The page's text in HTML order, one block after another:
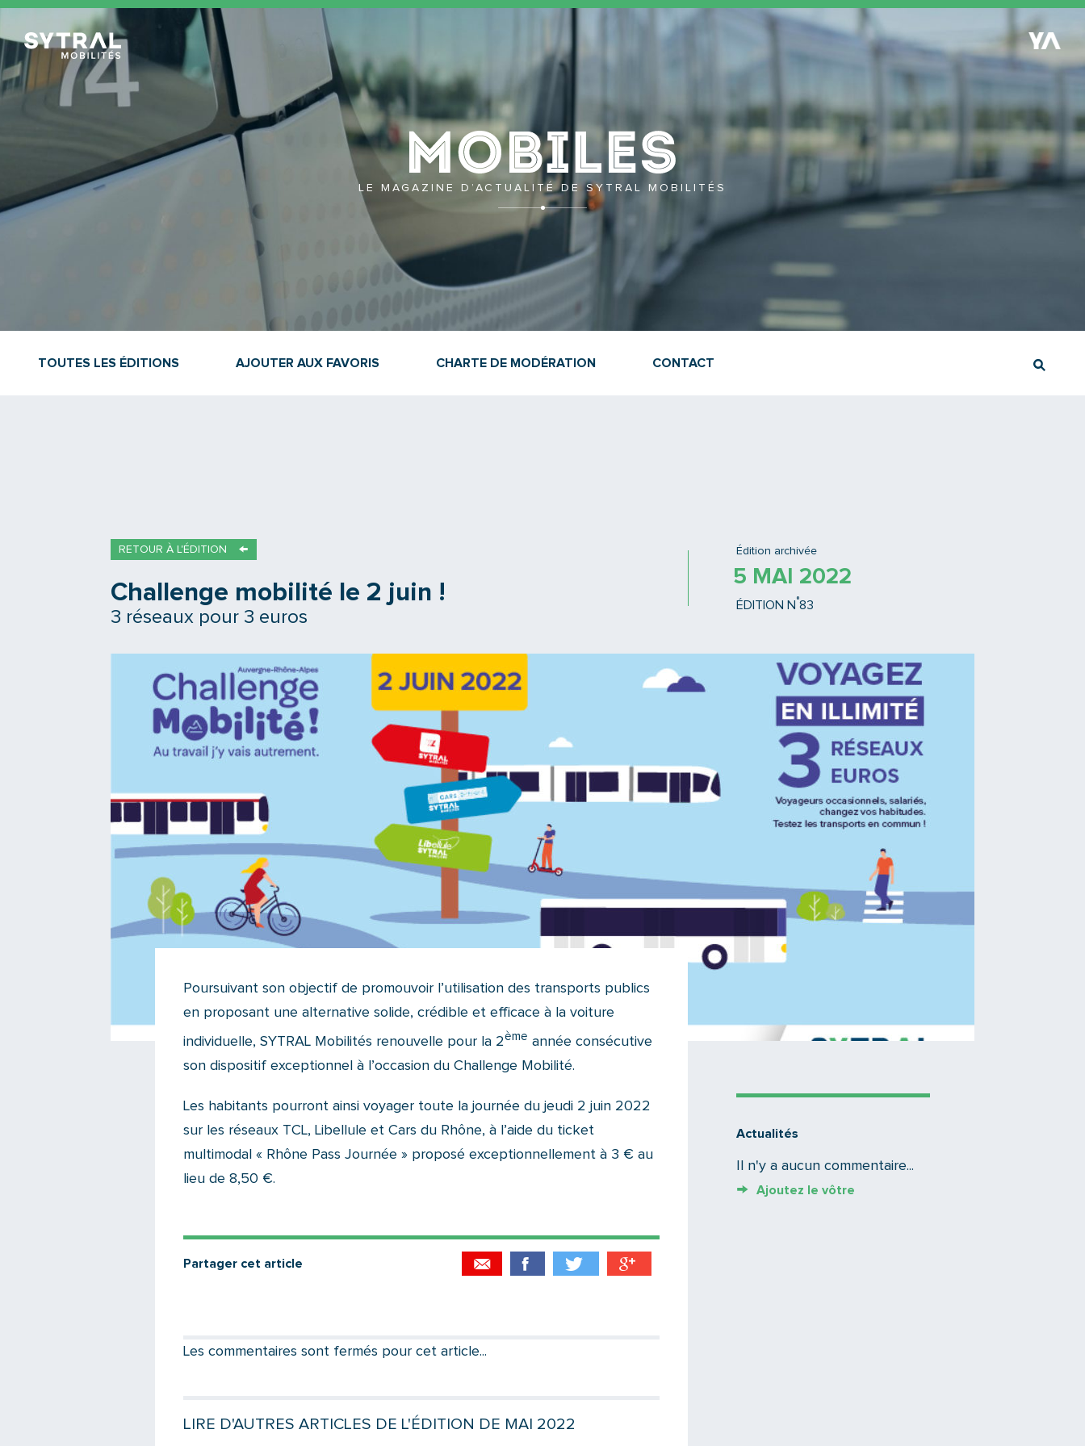
TCL Sytral
Retour à l'accueil
Mobiles
LE MAGAZINE D’ACTUALITÉ DE SYTRAL MOBILITÉS
TOUTES LES ÉDITIONS AJOUTER AUX FAVORIS CHARTE DE MODÉRATION CONTACT
RETOUR À L'ÉDITION Édition archivée
5 MAI 2022
ÉDITION N °83
Challenge mobilité le 2 juin !
3 réseaux pour 3 euros
Actualités
Il n'y a aucun commentaire...
Ajoutez le vôtre
Poursuivant son objectif de promouvoir l’utilisation des transports publics
en proposant une alternative solide, crédible et efficace à la voiture
individuelle, SYTRAL Mobilités renouvelle pour la 2ème année consécutive
son dispositif exceptionnel à l’occasion du Challenge Mobilité.
Les habitants pourront ainsi voyager toute la journée du jeudi 2 juin 2022
sur les réseaux TCL, Libellule et Cars du Rhône, à l’aide du ticket
multimodal « Rhône Pass Journée » proposé exceptionnellement à 3 € au
lieu de 8,50 €.
Partager cet article
Votre email
Les commentaires sont fermés pour cet article...
LIRE D'AUTRES ARTICLES DE L'ÉDITION DE MAI 2022